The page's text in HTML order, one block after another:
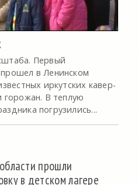
Первый
в Ленинском
иркутских кавер-
горожан. В теплую
погрузились...
прошли
в детском лагере